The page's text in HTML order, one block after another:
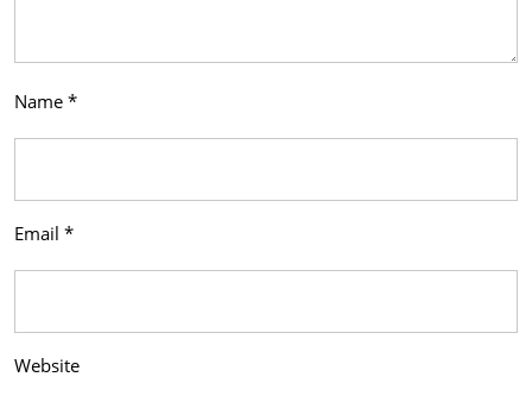
Name *
Email *
Website